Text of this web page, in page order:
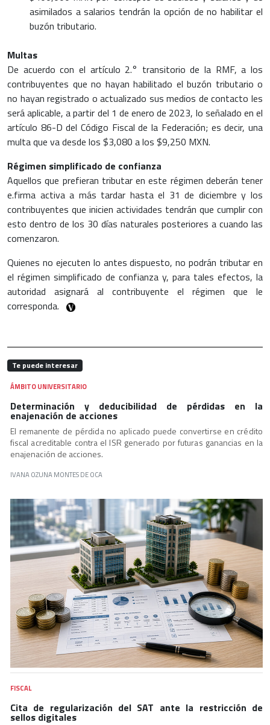
asimilados a salarios tendrán la opción de no habilitar el
buzón tributario.
Multas
De acuerdo con el artículo 2.° transitorio de la RMF, a los
contribuyentes que no hayan habilitado el buzón tributario o
no hayan registrado o actualizado sus medios de contacto les
será aplicable, a partir del 1 de enero de 2023, lo señalado en el
artículo 86-D del Código Fiscal de la Federación; es decir, una
multa que va desde los $3,080 a los $9,250 MXN.
Régimen simplificado de confianza
Aquellos que prefieran tributar en este régimen deberán tener
e.firma activa a más tardar hasta el 31 de diciembre y los
contribuyentes que inicien actividades tendrán que cumplir con
esto dentro de los 30 días naturales posteriores a cuando las
comenzaron.
Quienes no ejecuten lo antes dispuesto, no podrán tributar en
el régimen simplificado de confianza y, para tales efectos, la
autoridad asignará al contribuyente el régimen que le
corresponda.
Te puede interesar
ÁMBITO UNIVERSITARIO
Determinación y deducibilidad de pérdidas en la
enajenación de acciones
El remanente de pérdida no aplicado puede convertirse en crédito
fiscal acreditable contra el ISR generado por futuras ganancias en la
enajenación de acciones.
IVANA OZUNA MONTES DE OCA
FISCAL
Cita de regularización del SAT ante la restricción de
sellos digitales